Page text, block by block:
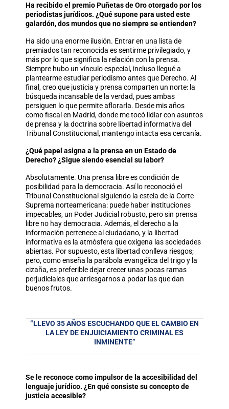
Ha recibido el premio Puñetas de Oro otorgado por los
periodistas jurídicos. ¿Qué supone para usted este
galardón, dos mundos que no siempre se entienden?
Ha sido una enorme ilusión. Entrar en una lista de
premiados tan reconocida es sentirme privilegiado, y
más por lo que significa la relación con la prensa.
Siempre hubo un vínculo especial, incluso llegué a
plantearme estudiar periodismo antes que Derecho. Al
final, creo que justicia y prensa comparten un norte: la
búsqueda incansable de la verdad, pues ambas
persiguen lo que permite aflorarla. Desde mis años
como fiscal en Madrid, donde me tocó lidiar con asuntos
de prensa y la doctrina sobre libertad informativa del
Tribunal Constitucional, mantengo intacta esa cercanía.
¿Qué papel asigna a la prensa en un Estado de
Derecho? ¿Sigue siendo esencial su labor?
Absolutamente. Una prensa libre es condición de
posibilidad para la democracia. Así lo reconoció el
Tribunal Constitucional siguiendo la estela de la Corte
Suprema norteamericana: puede haber instituciones
impecables, un Poder Judicial robusto, pero sin prensa
libre no hay democracia. Además, el derecho a la
información pertenece al ciudadano, y la libertad
informativa es la atmósfera que oxigena las sociedades
abiertas. Por supuesto, esta libertad conlleva riesgos;
pero, como enseña la parábola evangélica del trigo y la
cizaña, es preferible dejar crecer unas pocas ramas
perjudiciales que arriesgarnos a podar las que dan
buenos frutos.
“LLEVO 35 AÑOS ESCUCHANDO QUE EL CAMBIO EN
LA LEY DE ENJUICIAMIENTO CRIMINAL ES
INMINENTE”
Se le reconoce como impulsor de la accesibilidad del
lenguaje jurídico. ¿En qué consiste su concepto de
justicia accesible?